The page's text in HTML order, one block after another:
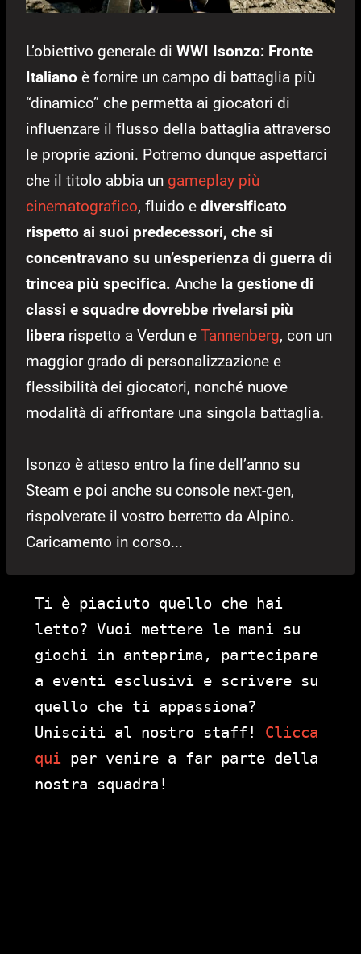
L’obiettivo generale di WWI Isonzo: Fronte
Italiano è fornire un campo di battaglia più
“dinamico” che permetta ai giocatori di
influenzare il flusso della battaglia attraverso
le proprie azioni. Potremo dunque aspettarci
che il titolo abbia un gameplay più
cinematografico, fluido e diversificato
rispetto ai suoi predecessori, che si
concentravano su un’esperienza di guerra di
trincea più specifica. Anche la gestione di
classi e squadre dovrebbe rivelarsi più
libera rispetto a Verdun e Tannenberg, con un
maggior grado di personalizzazione e
flessibilità dei giocatori, nonché nuove
modalità di affrontare una singola battaglia.
Isonzo è atteso entro la fine dell’anno su
Steam e poi anche su console next-gen,
rispolverate il vostro berretto da Alpino.
Caricamento in corso...
Ti è piaciuto quello che hai
letto? Vuoi mettere le mani su
giochi in anteprima, partecipare
a eventi esclusivi e scrivere su
quello che ti appassiona?
Unisciti al nostro staff! Clicca
qui per venire a far parte della
nostra squadra!